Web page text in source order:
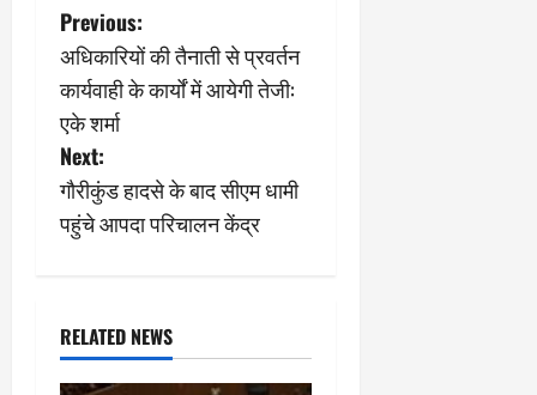
P
o
s
t
n
v
i
Previous:
अधिकारियों की तैनाती से प्रवर्तन
कार्यवाही के कार्यों में आयेगी तेजी:
एके शर्मा
Next:
गौरीकुंड हादसे के बाद सीएम धामी
पहुंचे आपदा परिचालन केंद्र
RELATED NEWS